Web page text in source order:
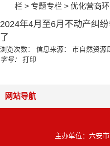
栏 > 专题专栏 > 优化营商
2024年4月至6月不动产纠
了
浏览次数： 信息来源： 市自然资源
字号：
打印
网站导航
主办单位：六安